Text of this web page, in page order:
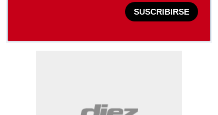
SUSCRIBIRSE